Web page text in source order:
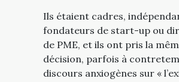
Ils étaient cadres,
fondateurs de start-up ou
de PME, et ils ont pris la
décision, parfois à
discours anxiogènes sur «